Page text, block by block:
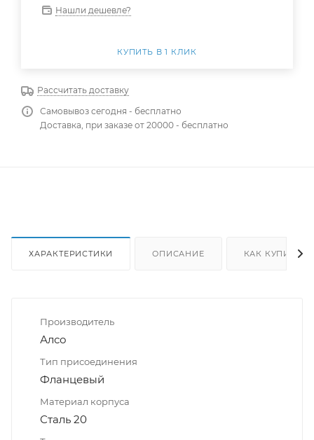
Нашли дешевле?
КУПИТЬ В 1 КЛИК
Рассчитать доставку
Самовывоз сегодня - бесплатно
Доставка, при заказе от 20000 - бесплатно
ХАРАКТЕРИСТИКИ ОПИСАНИЕ КАК КУПИТЬ
Производитель
Алсо
Тип присоединения
Фланцевый
Материал корпуса
Сталь 20